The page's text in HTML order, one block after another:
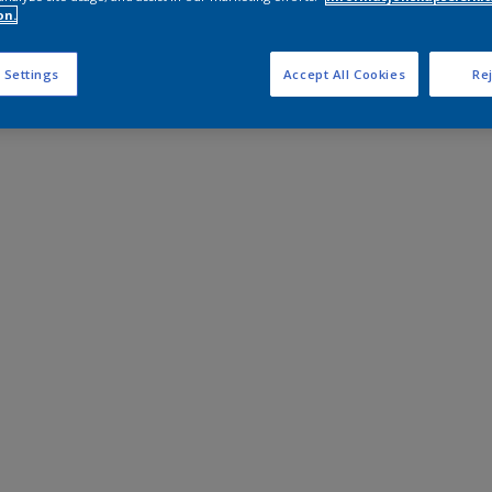
Settings Accept All Cookies